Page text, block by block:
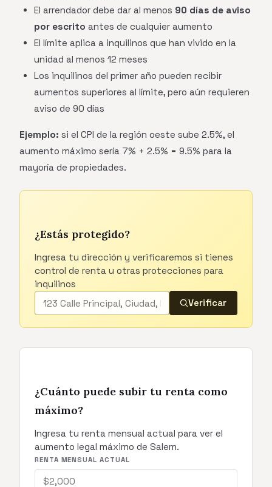
El arrendador debe dar al menos 90 días de aviso
por escrito antes de cualquier aumento
El límite aplica a inquilinos que han vivido en la
unidad al menos 12 meses
Los inquilinos del primer año pueden recibir
aumentos superiores al límite, pero aún requieren
aviso de 90 días
Ejemplo: si el CPI de la región oeste sube 2.5%, el
aumento máximo sería 7% + 2.5% = 9.5% para la
mayoría de propiedades.
¿Estás protegido?
Ingresa tu dirección y verificaremos si tienes
control de renta u otras protecciones para
inquilinos
Verificar
¿Cuánto puede subir tu renta como
máximo?
Ingresa tu renta mensual actual para ver el
aumento legal máximo de Salem.
RENTA MENSUAL ACTUAL